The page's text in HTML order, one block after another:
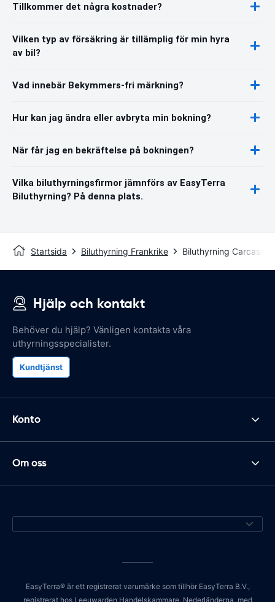
Tillkommer det några kostnader?
Vilken typ av försäkring är tillämplig för min hyra
av bil?
Vad innebär Bekymmers-fri märkning?
Hur kan jag ändra eller avbryta min bokning?
När får jag en bekräftelse på bokningen?
Vilka biluthyrningsfirmor jämnförs av EasyTerra
Biluthyrning? På denna plats.
Startsida Biluthyrning Frankrike Biluthyrning
Hjälp och kontakt
Behöver du hjälp? Vänligen kontakta våra
uthyrningsspecialister.
Kundtjänst
Konto
Om oss
EasyTerra® är ett registrerat varumärke som tillhör EasyTerra B.V.,
registrerat hos Leeuwarden Handelskammare, Nederländerna, med